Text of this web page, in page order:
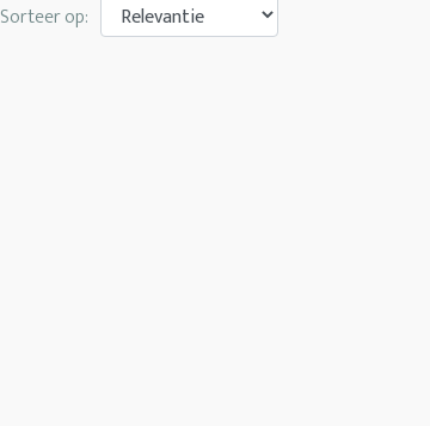
Sorteer op: